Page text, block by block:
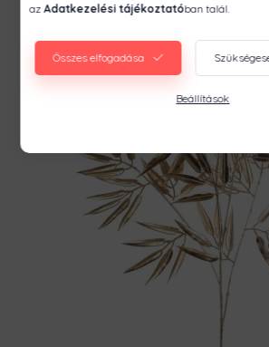
azAdatkezelési tájékoztatóban talál.
Összes elfogadása
Beállítások